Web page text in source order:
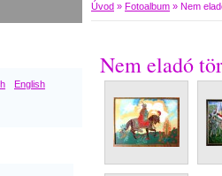
English
Úvod » Fotoalbum » Nem
Nem eladó